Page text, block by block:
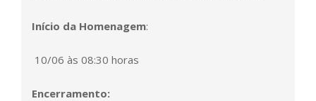
Início da Homenagem:
10/06 às 08:30 horas
Encerramento: